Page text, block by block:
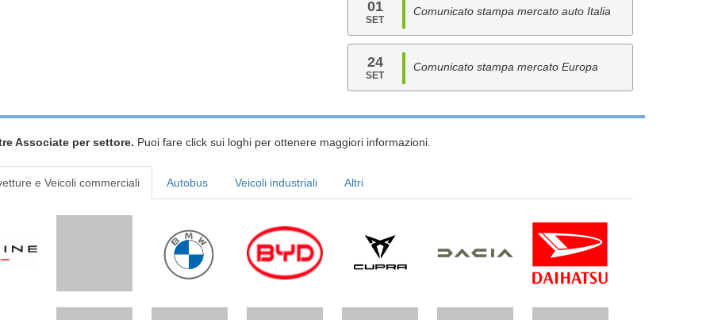
01
SET
Comunicato stampa mercato auto Italia
24
SET
Comunicato stampa mercato Europa
Associate per settore. Puoi fare click sui loghi per ottenere maggiori informazioni.
e Veicoli commerciali Autobus Veicoli industriali Altri